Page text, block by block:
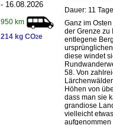
- 16.08.2026
950 km
214 kg CO2e
Dauer: 11
Ganz im
der Grenze zu
entlegene
diese windet
58. Von
Höhen von
dass man sie
grandiose
vielleicht